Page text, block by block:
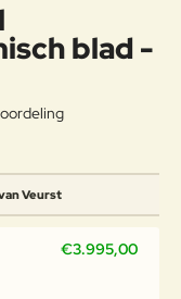
blad -
Veurst
€3.995,00